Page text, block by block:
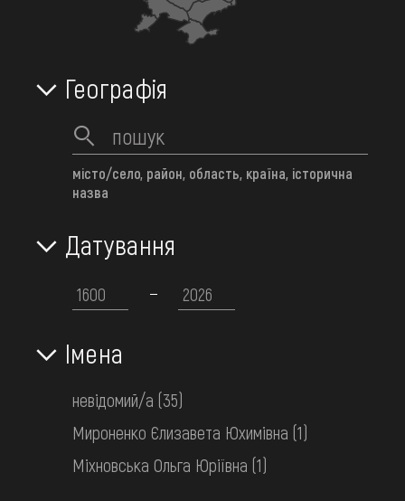
Сорочка жіноча вишита
Середня Наддніпрянщина. Київщина
Географія
місто/село, район, область, країна, історична
назва
Датування
Імена
невідомий/а (35)
Мироненко Єлизавета Юхимівна (1)
Міхновська Ольга Юріївна (1)